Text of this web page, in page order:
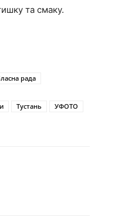
та смаку.
рада
Тустань
УФОТО